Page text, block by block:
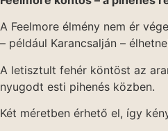
A Feelmore élmény nem ér
– például Karancsalján –
A letisztult fehér köntöst az
nyugodt esti pihenés közben.
Két méretben érhető el, így